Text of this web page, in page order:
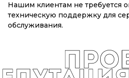
Нашим клиентам не требуется
техническую поддержку для
обслуживания.